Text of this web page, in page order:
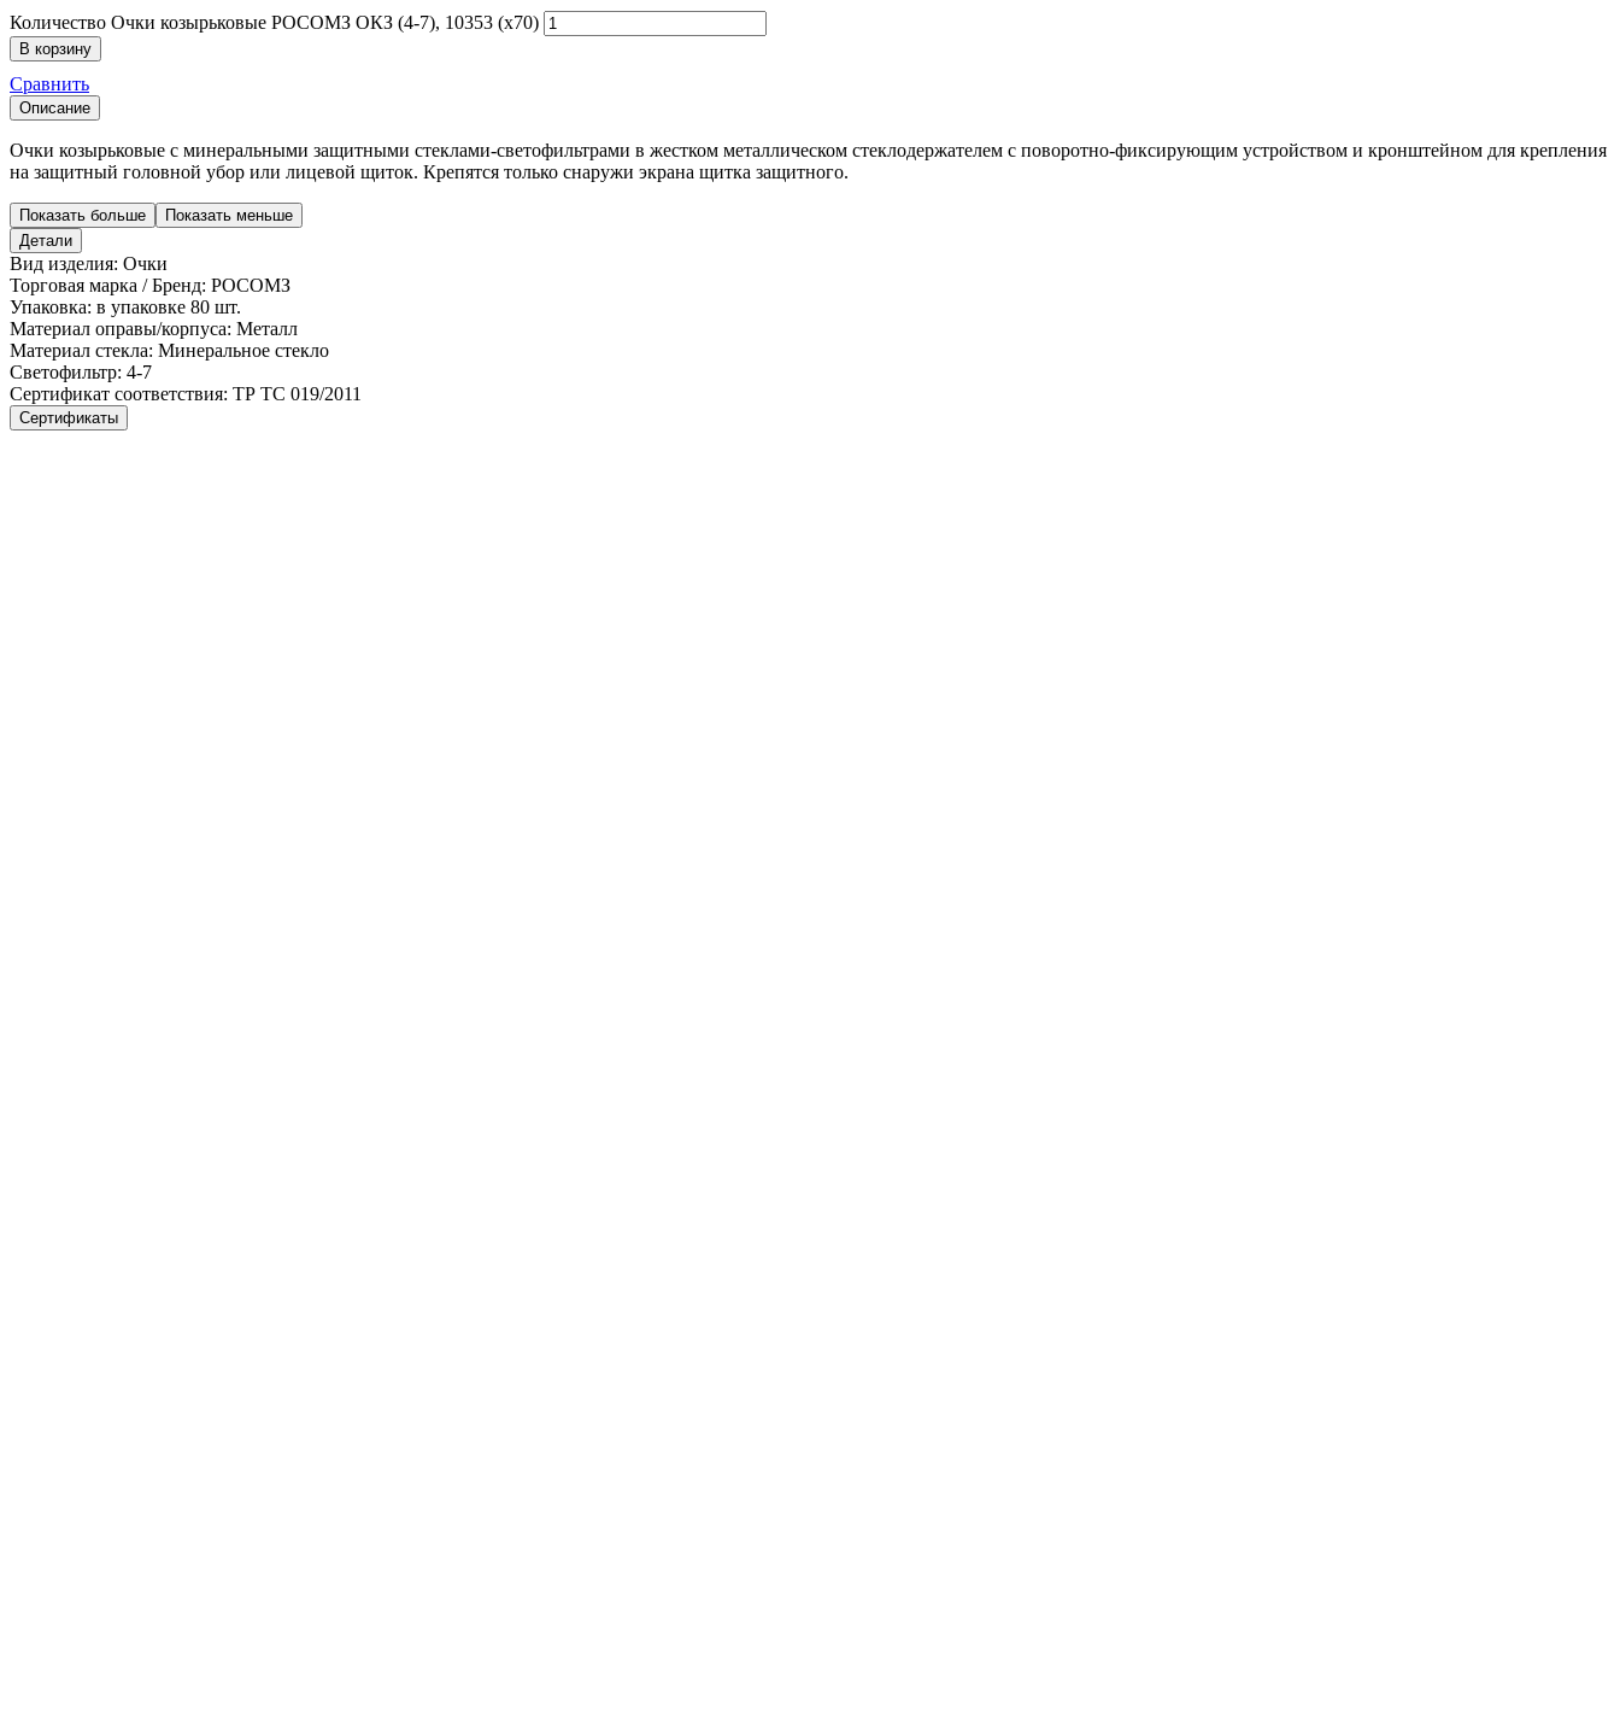
Количество Очки козырьковые РОСОМЗ ОКЗ (4-7), 10353 (х70)
В корзину
Сравнить
Описание
Очки козырьковые с минеральными защитными стеклами-светофильтрами в жестком металлическом стеклодержателем с поворотно-фиксирующим устройством и кронштейном для крепления
на защитный головной убор или лицевой щиток. Крепятся только снаружи экрана щитка защитного.
Показать больше
Показать меньше
Детали
Вид изделия: Очки
Торговая марка / Бренд: РОСОМЗ
Упаковка: в упаковке 80 шт.
Материал оправы/корпуса: Металл
Материал стекла: Минеральное стекло
Светофильтр: 4-7
Сертификат соответствия: ТР ТС 019/2011
Сертификаты